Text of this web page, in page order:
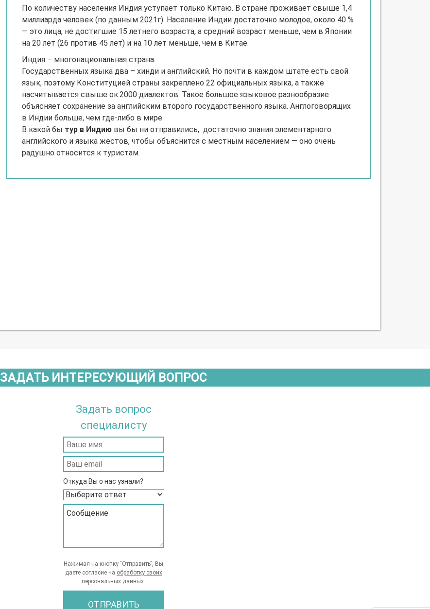
По количеству населения Индия уступает только Китаю. В стране проживает свыше 1,4
миллиарда человек (по данным 2021г). Население Индии достаточно молодое, около 40 %
— это лица, не достигшие 15 летнего возраста, а средний возраст меньше, чем в Японии
на 20 лет (26 против 45 лет) и на 10 лет меньше, чем в Китае.
Индия – многонациональная страна.
Государственных языка два – хинди и английский. Но почти в каждом штате есть свой
язык, поэтому Конституцией страны закреплено 22 официальных языка, а также
насчитывается свыше ок.2000 диалектов. Такое большое языковое разнообразие
объясняет сохранение за английским второго государственного языка. Англоговорящих
в Индии больше, чем где-либо в мире.
В какой бы тур в Индию вы бы ни отправились, достаточно знания элементарного
английского и языка жестов, чтобы объяснится с местным населением — оно очень
радушно относится к туристам.
ЗАДАТЬ ИНТЕРЕСУЮЩИЙ ВОПРОС
Задать вопрос
специалисту
Откуда Вы о нас узнали?
Нажимая на кнопку "Отправить", Вы
даете согласие на обработку своих
персональных данных.